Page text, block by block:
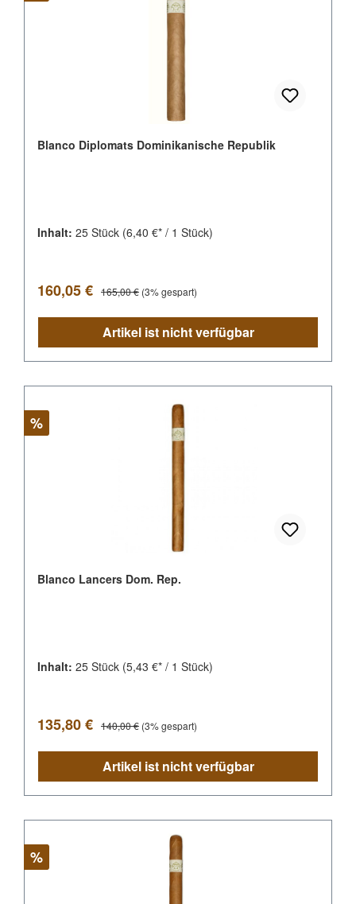
Blanco Diplomats Dominikanische Republik
Inhalt: 25 Stück (6,40 €* / 1 Stück)
Verkaufspreis:
160,05 € Regulärer Preis:
165,00 € (3% gespart)
Artikel ist nicht verfügbar
Rabatt
%
Blanco Lancers Dom. Rep.
Inhalt: 25 Stück (5,43 €* / 1 Stück)
Verkaufspreis:
135,80 € Regulärer Preis:
140,00 € (3% gespart)
Artikel ist nicht verfügbar
Rabatt
%